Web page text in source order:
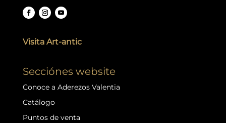
Visita Art-antic
Secciónes website
Conoce a Aderezos Valentia
Catálogo
Puntos de venta